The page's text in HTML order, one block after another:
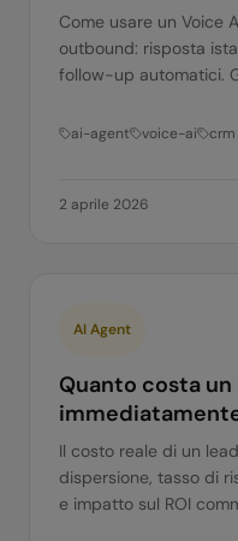
Come usare un Voice
outbound: risposta
follow-up automatici.
ai-agent voice-ai crm
2 aprile 2026
AI Agent
Quanto costa
Il costo reale di un
dispersione, tasso di
e impatto sul ROI